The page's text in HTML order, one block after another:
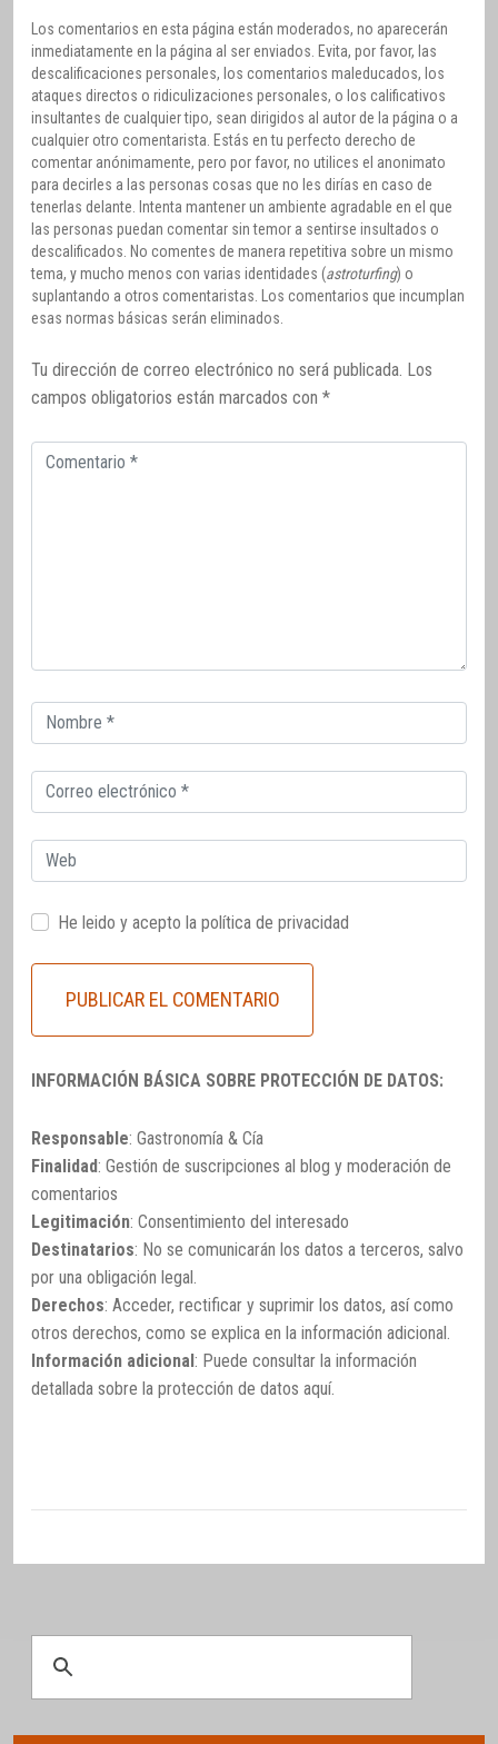
Los comentarios en esta página están moderados, no aparecerán
inmediatamente en la página al ser enviados. Evita, por favor, las
descalificaciones personales, los comentarios maleducados, los
ataques directos o ridiculizaciones personales, o los calificativos
insultantes de cualquier tipo, sean dirigidos al autor de la página o a
cualquier otro comentarista. Estás en tu perfecto derecho de
comentar anónimamente, pero por favor, no utilices el anonimato
para decirles a las personas cosas que no les dirías en caso de
tenerlas delante. Intenta mantener un ambiente agradable en el que
las personas puedan comentar sin temor a sentirse insultados o
descalificados. No comentes de manera repetitiva sobre un mismo
tema, y mucho menos con varias identidades (astroturfing) o
suplantando a otros comentaristas. Los comentarios que incumplan
esas normas básicas serán eliminados.
Tu dirección de correo electrónico no será publicada. Los
campos obligatorios están marcados con *
Comentario
Correo
electrónico
Correo
electrónico
Web
He leido y acepto la política de privacidad
INFORMACIÓN BÁSICA SOBRE PROTECCIÓN DE DATOS:
Responsable: Gastronomía & Cía
Finalidad: Gestión de suscripciones al blog y moderación de
comentarios
Legitimación: Consentimiento del interesado
Destinatarios: No se comunicarán los datos a terceros, salvo
por una obligación legal.
Derechos: Acceder, rectificar y suprimir los datos, así como
otros derechos, como se explica en la información adicional.
Información adicional : Puede consultar la información
detallada sobre la protección de datos aquí.